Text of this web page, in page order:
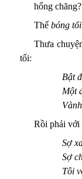
hổng chăng?
Thế bóng tối
Thưa
tối:
Bật
Một
Rồi phải với
Sợ
Sợ
Tôi